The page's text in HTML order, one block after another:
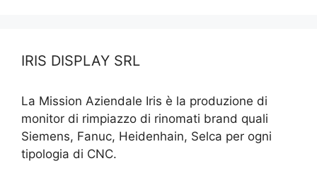
IRIS DISPLAY SRL
La Mission Aziendale Iris è la produzione di
monitor di rimpiazzo di rinomati brand quali
Siemens, Fanuc, Heidenhain, Selca per ogni
tipologia di CNC.